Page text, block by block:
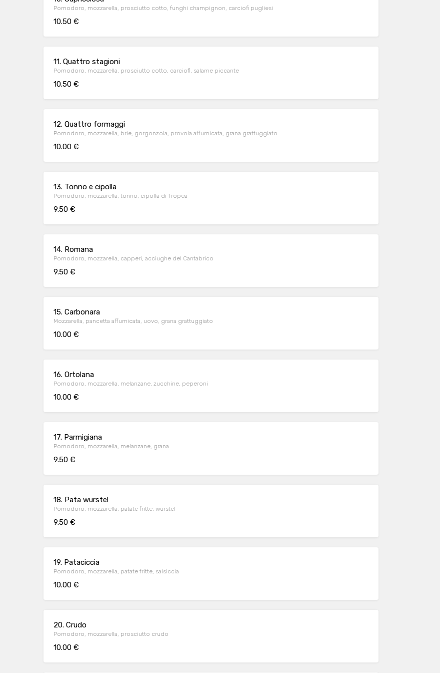
Pomodoro, mozzarella, prosciutto cotto, funghi champignon, carciofi pugliesi
10.50 €
11. Quattro stagioni
Pomodoro, mozzarella, prosciutto cotto, carciofi, salame piccante
10.50 €
12. Quattro formaggi
Pomodoro, mozzarella, brie, gorgonzola, provola affumicata, grana grattuggiato
10.00 €
13. Tonno e cipolla
Pomodoro, mozzarella, tonno, cipolla di Tropea
9.50 €
14. Romana
Pomodoro, mozzarella, capperi, acciughe del Cantabrico
9.50 €
15. Carbonara
Mozzarella, pancetta affumicata, uovo, grana grattuggiato
10.00 €
16. Ortolana
Pomodoro, mozzarella, melanzane, zucchine, peperoni
10.00 €
17. Parmigiana
Pomodoro, mozzarella, melanzane, grana
9.50 €
18. Pata wurstel
Pomodoro, mozzarella, patate fritte, wurstel
9.50 €
19. Pataciccia
Pomodoro, mozzarella, patate fritte, salsiccia
10.00 €
20. Crudo
Pomodoro, mozzarella, prosciutto crudo
10.00 €